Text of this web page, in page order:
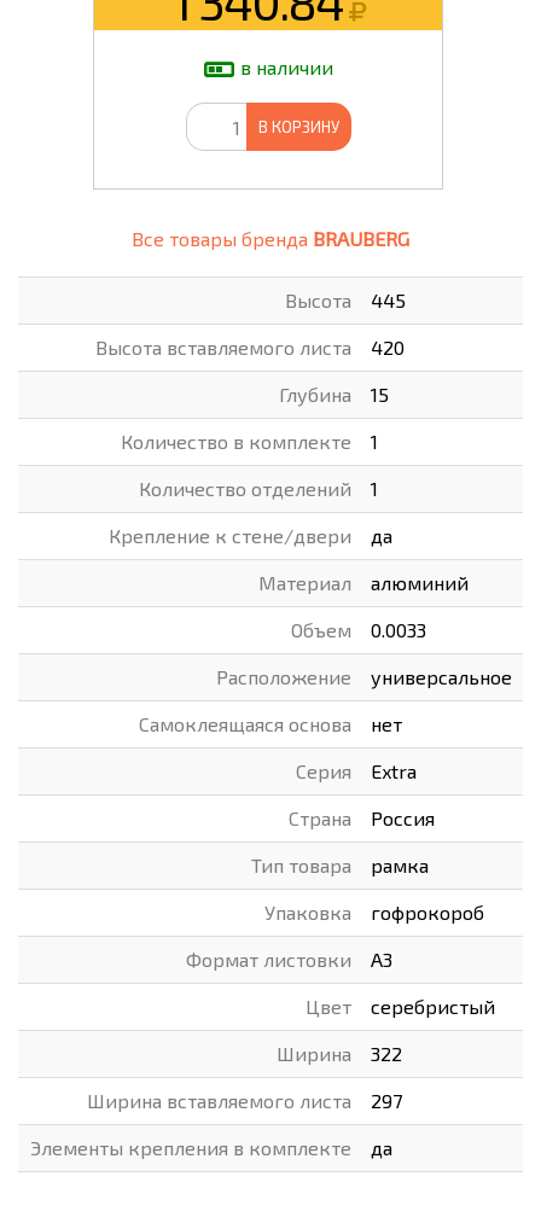
в наличии
В КОРЗИНУ
Все товары бренда BRAUBERG
Высота 445
Высота вставляемого листа 420
Глубина 15
Количество в комплекте 1
Количество отделений 1
Крепление к стене/двери да
Материал алюминий
Объем 0.0033
Расположение универсальное
Самоклеящаяся основа нет
Серия Extra
Страна Россия
Тип товара рамка
Упаковка гофрокороб
Формат листовки А3
Цвет серебристый
Ширина 322
Ширина вставляемого листа 297
Элементы крепления в комплекте да